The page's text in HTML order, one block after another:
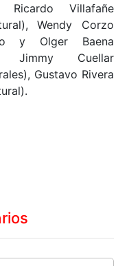
Villafañe
Wendy Corzo
y Olger Baena
Jimmy Cuellar
Gustavo Rivera